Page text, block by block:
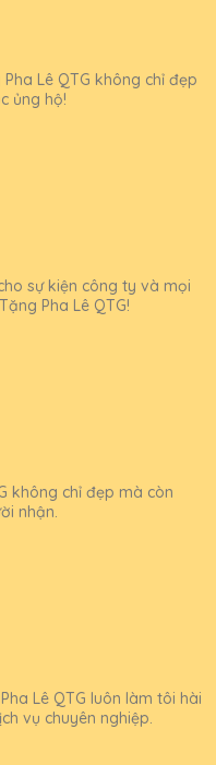
Lê QTG không chỉ đẹp
ủng hộ!
sự kiện công ty và mọi
Pha Lê QTG!
không chỉ đẹp mà còn
nhận.
Lê QTG luôn làm tôi hài
vụ chuyên nghiệp.